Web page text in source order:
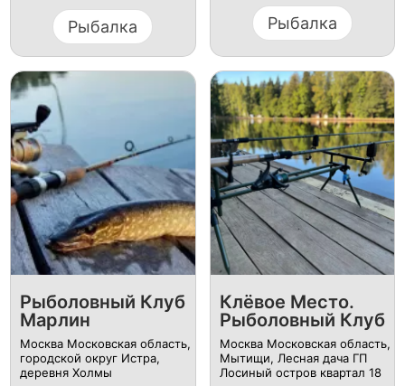
Рыбалка Рыбалка
Рыболовный Клуб
Марлин
Москва Московская область,
городской округ Истра,
деревня Холмы
Клёвое Место.
Рыболовный Клуб
Москва Московская область,
Мытищи, Лесная дача ГП
Лосиный остров квартал 18